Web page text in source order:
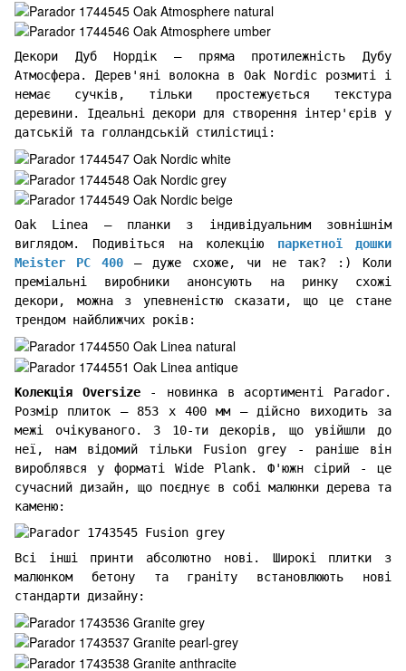
Декори Дуб Нордік – пряма протилежність Дубу
Атмосфера. Дерев'яні волокна в Oak Nordic розмиті і
немає сучків, тільки простежується текстура
деревини. Ідеальні декори для створення інтер'єрів у
датській та голландській стилістиці:
Oak Linea – планки з індивідуальним зовнішнім
виглядом. Подивіться на колекцію паркетної дошки
Meister PC 400 – дуже схоже, чи не так? :) Коли
преміальні виробники анонсують на ринку схожі
декори, можна з упевненістю сказати, що це стане
трендом найближчих років:
Колекція Oversize- новинка в асортименті Parador.
Розмір плиток – 853 х 400 мм – дійсно виходить за
межі очікуваного. З 10-ти декорів, що увійшли до
неї, нам відомий тільки Fusion grey - раніше він
вироблявся у форматі Wide Plank. Ф'южн сірий - це
сучасний дизайн, що поєднує в собі малюнки дерева та
каменю:
Всі інші принти абсолютно нові. Широкі плитки з
малюнком бетону та граніту встановлюють нові
стандарти дизайну: